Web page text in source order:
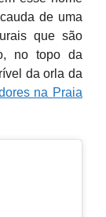
de uma
que são
no topo da
da orla da
na Praia